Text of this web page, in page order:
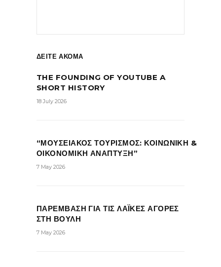
ΔΕΙΤΕ ΑΚΟΜΑ
THE FOUNDING OF YOUTUBE A
SHORT HISTORY
18 July 2026
“ΜΟΥΣΕΙΑΚΟΣ ΤΟΥΡΙΣΜΟΣ: ΚΟΙΝΩΝΙΚΗ &
ΟΙΚΟΝΟΜΙΚΗ ΑΝΑΠΤΥΞΗ”
7 May 2026
ΠΑΡΕΜΒΑΣΗ ΓΙΑ ΤΙΣ ΛΑΪΚΕΣ ΑΓΟΡΕΣ
ΣΤΗ ΒΟΥΛΗ
7 May 2026